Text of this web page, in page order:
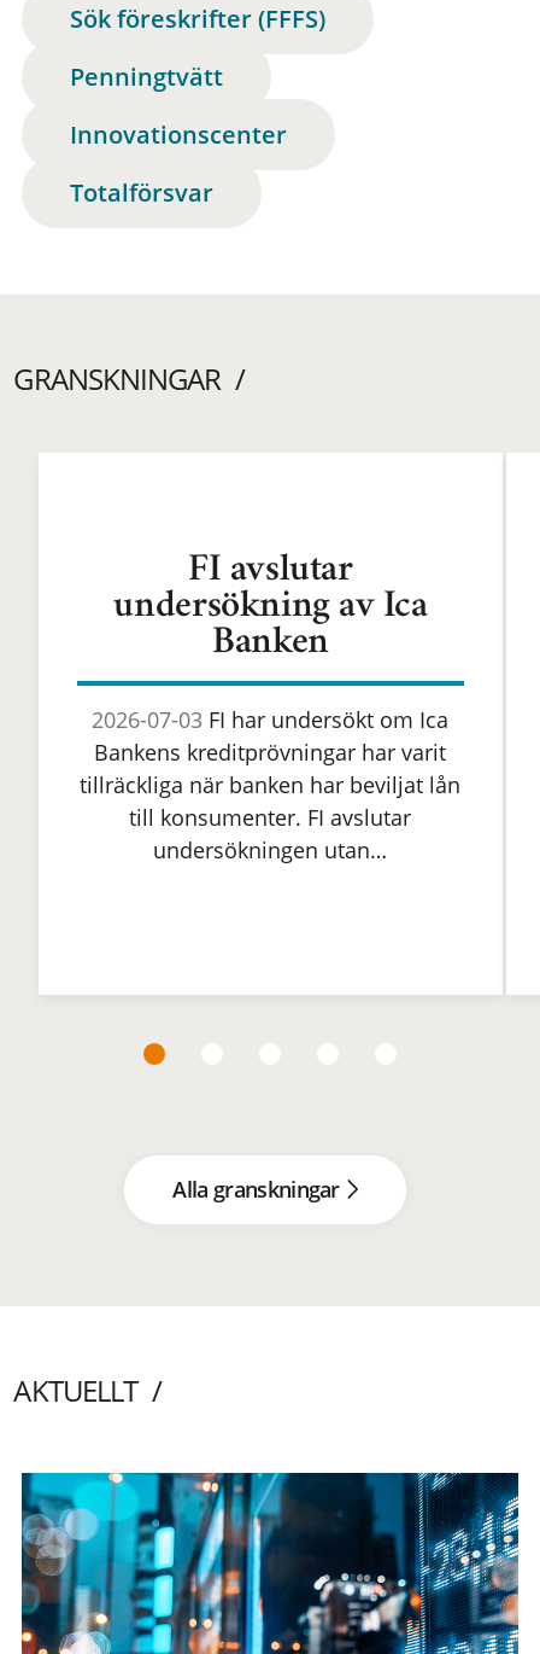
Sök föreskrifter (FFFS)
Penningtvätt
Innovationscenter
Totalförsvar
GRANSKNINGAR
FI avslutar
undersökning av Ica
Banken
2026-07-03 FI har undersökt om Ica
Bankens kreditprövningar har varit
tillräckliga när banken har beviljat lån
till konsumenter. FI avslutar
undersökningen utan…
Alla granskningar
AKTUELLT